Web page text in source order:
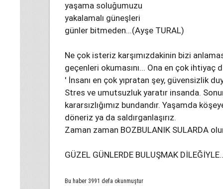
yaşama soluğumuzu
yakalamalı güneşleri
günler bitmeden...(Ayşe TURAL)
Ne çok isteriz karşımızdakinin bizi
geçenleri okumasını... Ona en çok ihtiyaç
' İnsanı en çok yıpratan şey, güvensizlik
Stres ve umutsuzluk yaratır insanda.
kararsızlığımız bundandır. Yaşamda
döneriz ya da saldırganlaşırız.
Zaman zaman BOZBULANIK SULARDA
GÜZEL GÜNLERDE BULUŞMAK
Bu haber 3991 defa okunmuştur